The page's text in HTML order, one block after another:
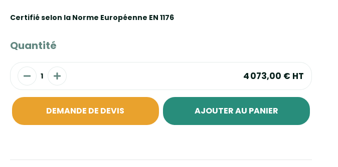
Certifié selon la Norme Européenne EN 1176
Quantité
4 073,00 € HT
DEMANDE DE DEVIS AJOUTER AU PANIER